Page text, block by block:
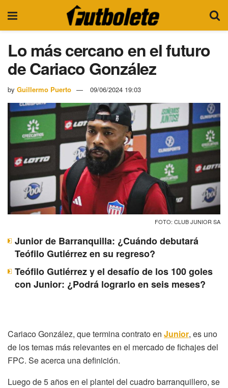
Lo más cercano en el futuro
de Cariaco González
by Guillermo Puerto 09/06/2024 19:03
FOTO: CLUB JUNIOR SA
Junior de Barranquilla: ¿Cuándo debutará
Teófilo Gutiérrez en su regreso?
Teófilo Gutiérrez y el desafío de los 100 goles
con Junior: ¿Podrá lograrlo en seis meses?
Cariaco González, que termina contrato en Junior, es uno
de los temas más relevantes en el mercado de fichajes del
FPC. Se acerca una definición.
Luego de 5 años en el plantel del cuadro barranquillero, se